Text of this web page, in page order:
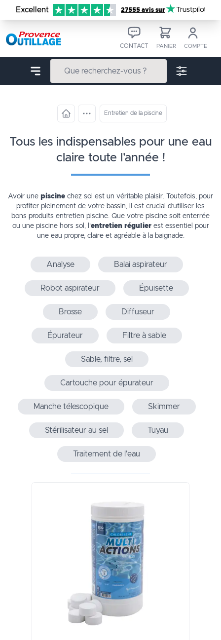
Aller au contenu
Excellent 27555 avis sur Trustpilot
CONTACT PANIER COMPTE
Entretien de la piscine
tous les indispensables pour une eau
claire toute l'année !
Avoir une piscine chez soi est un véritable plaisir. Toutefois, pour
profiter pleinement de votre bassin, il est crucial d’utiliser les
bons produits entretien piscine. Que votre piscine soit enterrée
ou une piscine hors sol, l’entretien régulierest essentiel pour
une eau propre, claire et agréable à la baignade.
Analyse Balai aspirateur
Robot aspirateur Épuisette
Brosse Diffuseur
Épurateur Filtre à sable
Sable, filtre, sel
Cartouche pour épurateur
Manche télescopique Skimmer
Stérilisateur au sel Tuyau
Traitement de l'eau